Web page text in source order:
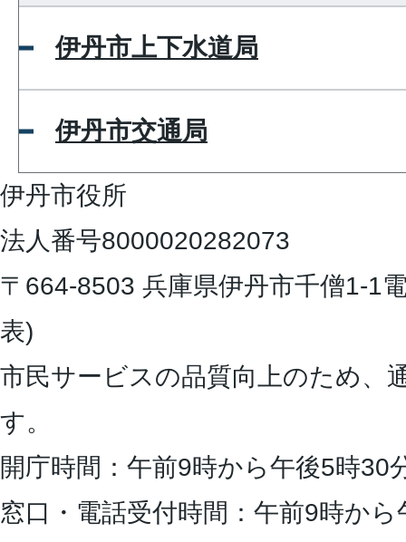
伊丹市上下水道局
伊丹市交通局
伊丹市役所
法人番号8000020282073
〒664-8503 兵庫県伊丹市千僧1-1
表)
市民サービスの品質向上のため、
す。
開庁時間：午前9時から午後5時30
窓口・電話受付時間：午前9時か